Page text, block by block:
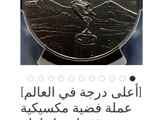
[أعلى درجة في العالم]
عملة فضية مكسيكية